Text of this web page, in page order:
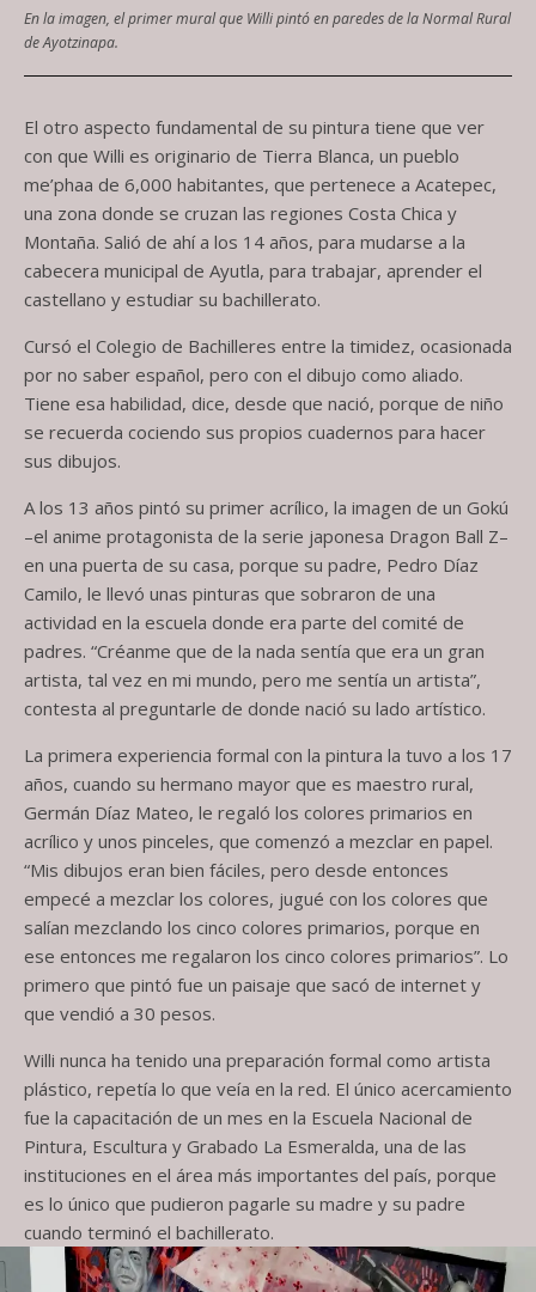
En la imagen, el primer mural que Willi pintó en paredes de la Normal Rural
de Ayotzinapa.
El otro aspecto fundamental de su pintura tiene que ver
con que Willi es originario de Tierra Blanca, un pueblo
me’phaa de 6,000 habitantes, que pertenece a Acatepec,
una zona donde se cruzan las regiones Costa Chica y
Montaña. Salió de ahí a los 14 años, para mudarse a la
cabecera municipal de Ayutla, para trabajar, aprender el
castellano y estudiar su bachillerato.
Cursó el Colegio de Bachilleres entre la timidez, ocasionada
por no saber español, pero con el dibujo como aliado.
Tiene esa habilidad, dice, desde que nació, porque de niño
se recuerda cociendo sus propios cuadernos para hacer
sus dibujos.
A los 13 años pintó su primer acrílico, la imagen de un Gokú
–el anime protagonista de la serie japonesa Dragon Ball Z–
en una puerta de su casa, porque su padre, Pedro Díaz
Camilo, le llevó unas pinturas que sobraron de una
actividad en la escuela donde era parte del comité de
padres. “Créanme que de la nada sentía que era un gran
artista, tal vez en mi mundo, pero me sentía un artista”,
contesta al preguntarle de donde nació su lado artístico.
La primera experiencia formal con la pintura la tuvo a los 17
años, cuando su hermano mayor que es maestro rural,
Germán Díaz Mateo, le regaló los colores primarios en
acrílico y unos pinceles, que comenzó a mezclar en papel.
“Mis dibujos eran bien fáciles, pero desde entonces
empecé a mezclar los colores, jugué con los colores que
salían mezclando los cinco colores primarios, porque en
ese entonces me regalaron los cinco colores primarios”. Lo
primero que pintó fue un paisaje que sacó de internet y
que vendió a 30 pesos.
Willi nunca ha tenido una preparación formal como artista
plástico, repetía lo que veía en la red. El único acercamiento
fue la capacitación de un mes en la Escuela Nacional de
Pintura, Escultura y Grabado La Esmeralda, una de las
instituciones en el área más importantes del país, porque
es lo único que pudieron pagarle su madre y su padre
cuando terminó el bachillerato.